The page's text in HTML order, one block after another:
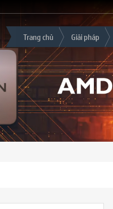
Trang chủ Giải pháp